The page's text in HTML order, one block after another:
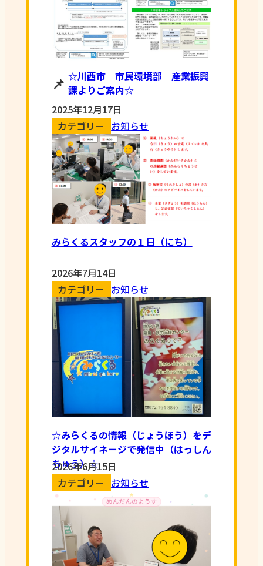
☆川西市 市民環境部 産業振興
課よりご案内☆
2025年12月17日
カテゴリー お知らせ
みらくるスタッフの１日（にち）
2026年7月14日
カテゴリー お知らせ
☆みらくるの情報（じょうほう）をデ
ジタルサイネージで発信中（はっしん
ちゅう）☆
2026年6月15日
カテゴリー お知らせ